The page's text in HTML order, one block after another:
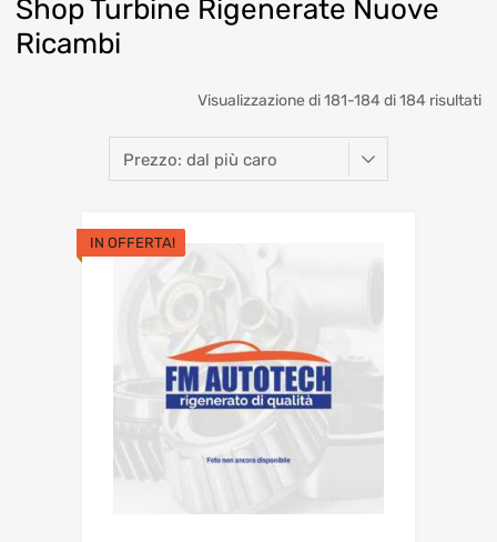
Shop Turbine Rigenerate Nuove
Ricambi
Visualizzazione di 181-184 di 184 risultati
IN OFFERTA!